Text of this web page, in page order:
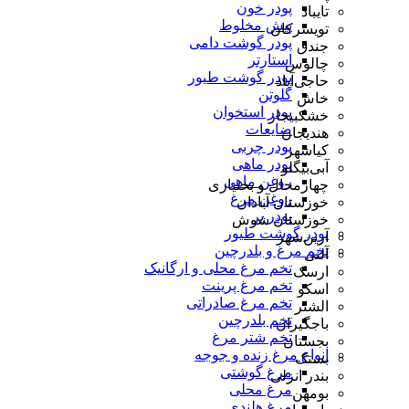
پودر خون
پیش مخلوط
پودر گوشت دامی
استارتر
پودر گوشت طیور
گلوتن
پودر استخوان
ضایعات
پودر چربی
پودر ماهی
روغن ماهی
روغن مرغ
پودر پر
پودر گوشت طیور
تخم مرغ و بلدرچین
تخم مرغ محلی و ارگانیک
تخم مرغ پرینت
تخم مرغ صادراتی
تخم بلدرچین
تخم شتر مرغ
انواع مرغ زنده و جوجه
مرغ گوشتی
مرغ محلی
تایباد
تویسرکان
جندق
چالوس
حاجی‌آباد
خاش
خشکبیجار
هندیجان
کیاشهر
آبی‌بیگلو
چهارمحال و بختیاری
خوزستان آبادان
خوزستان شوش
آرین‌شهر
آلنی
ارسک
اسکو
الشتر
باجگیران
بجستان
بستک
بندر انزلی
بومهن